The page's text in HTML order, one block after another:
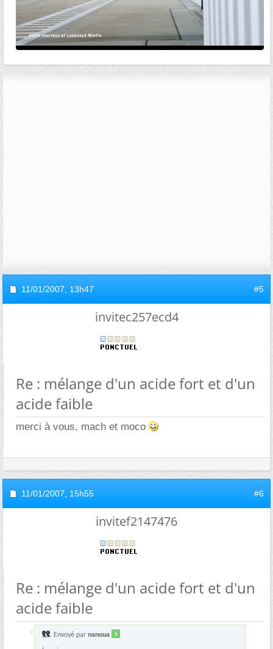
11/01/2007, 13h47 #5
invitec257ecd4
Re : mélange d'un acide fort et d'un
acide faible
merci à vous, mach et moco
11/01/2007, 15h55 #6
invitef2147476
Re : mélange d'un acide fort et d'un
acide faible
Envoyé par nanoua